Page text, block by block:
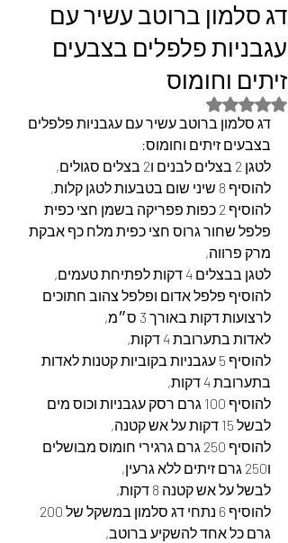
דג סלמון ברוטב עשיר עם
עגבניות פלפלים בצבעים
זיתים וחומוס
דירוג של NaN מתוך 5 כוכבים
דג סלמון ברוטב עשיר עם עגבניות פלפלים
בצבעים זיתים וחומוס:
לטגן 2 בצלים לבנים ו2 בצלים סגולים,
להוסיף 8 שיני שום בטבעות לטגן קלות,
להוסיף 2 כפות פפריקה בשמן חצי כפית
פלפל שחור גרוס חצי כפית מלח כף אבקת
מרק פרווה,
לטגן בבצלים 4 דקות לפתיחת טעמים,
להוסיף פלפל אדום ופלפל צהוב חתוכים
לרצועות דקות באורך 3 ס״מ,
לאדות בתערובת 4 דקות,
להוסיף 5 עגבניות בקוביות קטנות לאדות
בתערובת 4 דקות,
להוסיף 100 גרם רסק עגבניות וכוס מים
לבשל 15 דקות על אש קטנה,
להוסיף 250 גרם גרגירי חומוס מבושלים
ו250 גרם זיתים ללא גרעין,
לבשל על אש קטנה 8 דקות,
גרם כל אחד להשקיע ברוטב,